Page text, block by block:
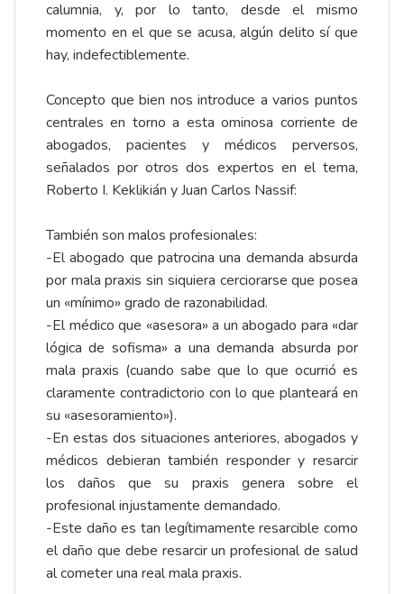
calumnia, y, por lo tanto, desde el mismo
momento en el que se acusa, algún delito sí que
hay, indefectiblemente.
Concepto que bien nos introduce a varios puntos
centrales en torno a esta ominosa corriente de
abogados, pacientes y médicos perversos,
señalados por otros dos expertos en el tema,
Roberto I. Keklikián y Juan Carlos Nassif:
También son malos profesionales:
-El abogado que patrocina una demanda absurda
por mala praxis sin siquiera cerciorarse que posea
un «mínimo» grado de razonabilidad.
-El médico que «asesora» a un abogado para «dar
lógica de sofisma» a una demanda absurda por
mala praxis (cuando sabe que lo que ocurrió es
claramente contradictorio con lo que planteará en
su «asesoramiento»).
-En estas dos situaciones anteriores, abogados y
médicos debieran también responder y resarcir
los daños que su praxis genera sobre el
profesional injustamente demandado.
-Este daño es tan legítimamente resarcible como
el daño que debe resarcir un profesional de salud
al cometer una real mala praxis.